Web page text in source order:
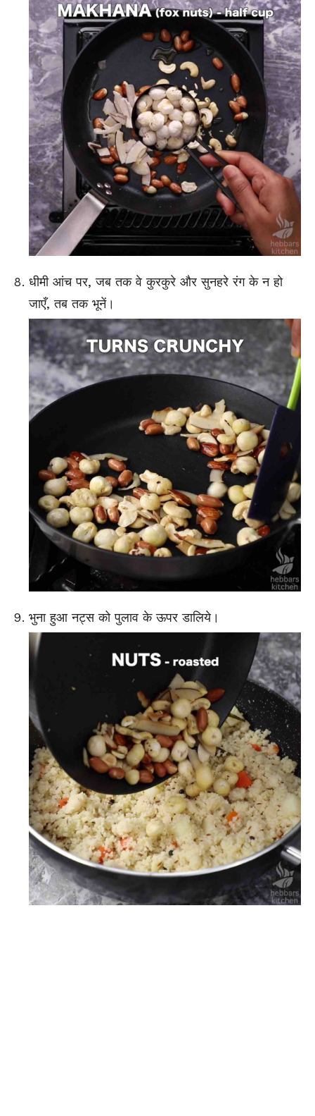
धीमी आंच पर, जब तक वे कुरकुरे और सुनहरे रंग के न हो
जाएँ, तब तक भूनें।
भुना हुआ नट्स को पुलाव के ऊपर डालिये।